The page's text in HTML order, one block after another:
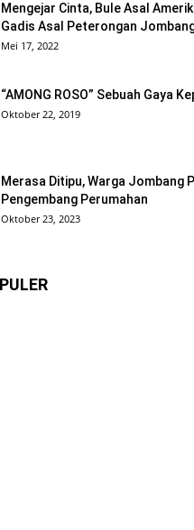
Mengejar Cinta, Bule Asal
Gadis Asal Peterongan
Mei 17, 2022
“AMONG ROSO” Sebuah Gaya
Oktober 22, 2019
Merasa Ditipu, Warga Jombang
Pengembang Perumahan
Oktober 23, 2023